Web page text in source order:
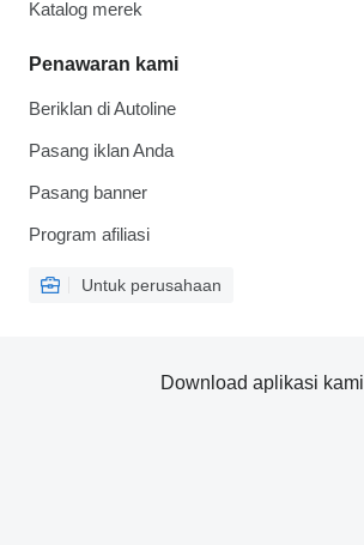
Katalog merek
Penawaran kami
Beriklan di Autoline
Pasang iklan Anda
Pasang banner
Program afiliasi
Untuk perusahaan
Download aplikasi kami